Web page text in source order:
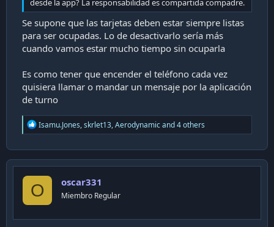
desde la app? La responsabilidad es compartida compadre.
Se supone que las tarjetas deben estar siempre listas
para ser ocupadas. Lo de desactivarlo sería más
cuando vamos estar mucho tiempo sin ocuparla
Es como tener que encender el teléfono cada vez
quisiera llamar o mandar un mensaje por la aplicación
de turno
R
e
c
t
o
n
Isamu.Jones,skrlet13,Aerodynamicand 4 others
O oscar331
Miembro Regular